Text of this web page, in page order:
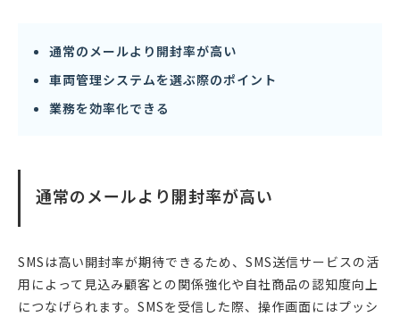
通常のメールより開封率が高い
車両管理システムを選ぶ際のポイント
業務を効率化できる
通常のメールより開封率が高い
SMSは高い開封率が期待できるため、SMS送信サービスの活
用によって見込み顧客との関係強化や自社商品の認知度向上
につなげられます。SMSを受信した際、操作画面にはプッシ